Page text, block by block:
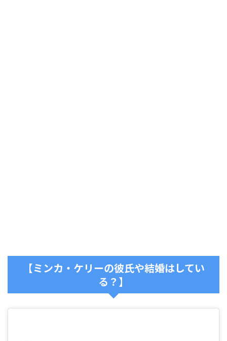
【ミンカ・ケリーの彼氏や結婚はしてい
る？】